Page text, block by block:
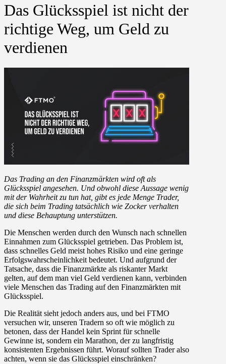
Das Glücksspiel ist nicht der
richtige Weg, um Geld zu
verdienen
Das Trading an den Finanzmärkten wird oft als
Glücksspiel angesehen. Und obwohl diese Aussage wenig
mit der Wahrheit zu tun hat, gibt es jede Menge Trader,
die sich beim Trading tatsächlich wie Zocker verhalten
und diese Behauptung unterstützen.
Die Menschen werden durch den Wunsch nach schnellen
Einnahmen zum Glücksspiel getrieben. Das Problem ist,
dass schnelles Geld meist hohes Risiko und eine geringe
Erfolgswahrscheinlichkeit bedeutet. Und aufgrund der
Tatsache, dass die Finanzmärkte als riskanter Markt
gelten, auf dem man viel Geld verdienen kann, verbinden
viele Menschen das Trading auf den Finanzmärkten mit
Glücksspiel.
Die Realität sieht jedoch anders aus, und bei FTMO
versuchen wir, unseren Tradern so oft wie möglich zu
betonen, dass der Handel kein Sprint für schnelle
Gewinne ist, sondern ein Marathon, der zu langfristig
konsistenten Ergebnissen führt. Worauf sollten Trader also
achten, wenn sie das Glücksspiel einschränken?